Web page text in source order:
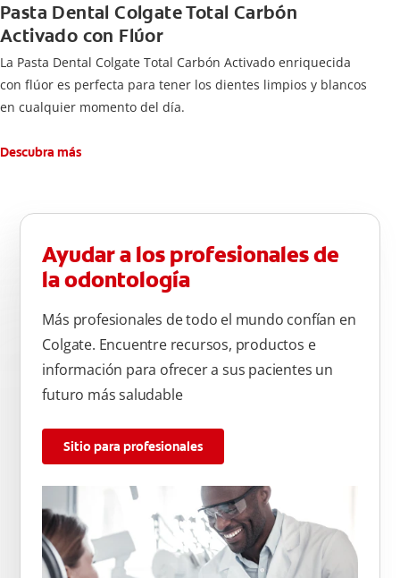
Pasta Dental Colgate Total Carbón
Activado con Flúor
La Pasta Dental Colgate Total Carbón Activado enriquecida
con flúor es perfecta para tener los dientes limpios y blancos
en cualquier momento del día.
Descubra más
Ayudar a los profesionales de
la odontología
Más profesionales de todo el mundo confían en
Colgate. Encuentre recursos, productos e
información para ofrecer a sus pacientes un
futuro más saludable
Sitio para profesionales